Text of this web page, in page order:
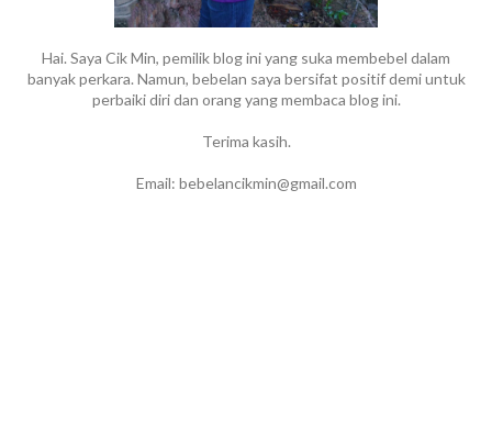
Hai. Saya Cik Min, pemilik blog ini yang suka membebel dalam
banyak perkara. Namun, bebelan saya bersifat positif demi untuk
perbaiki diri dan orang yang membaca blog ini.
Terima kasih.
Email: bebelancikmin@gmail.com